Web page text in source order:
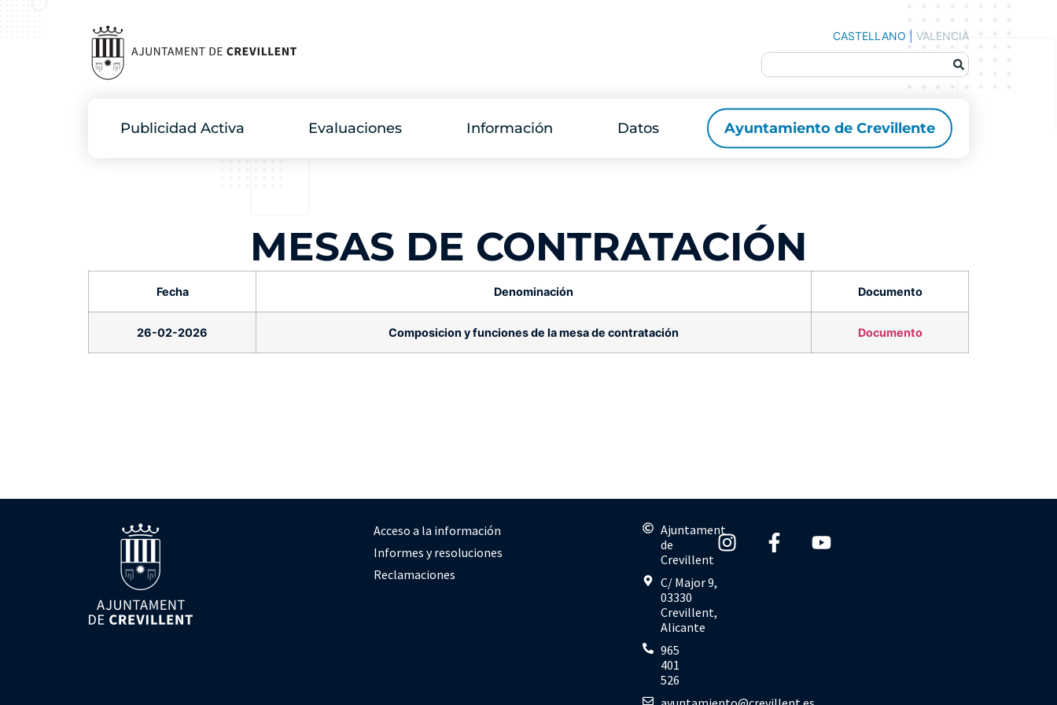
CASTELLANO VALENCIÀ
Publicidad Activa Evaluaciones Información Datos Ayuntamiento de Crevillente
MESAS DE CONTRATACIÓN
Fecha Denominación Documento
26-02-2026 Composicion y funciones de la mesa de contratación Documento
Acceso a la información
Informes y resoluciones
Reclamaciones
Ajuntament
de
Crevillent
C/ Major 9,
03330
Crevillent,
Alicante
965
401
526